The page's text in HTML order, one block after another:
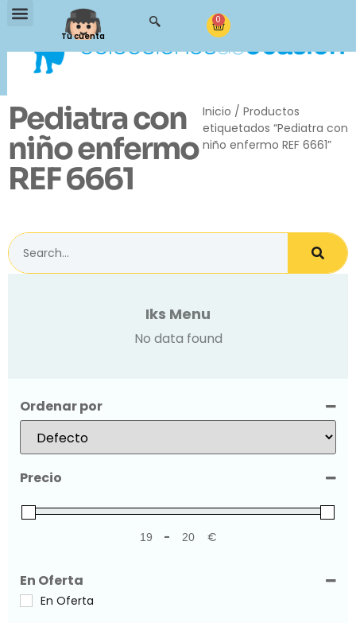
Tu cuenta
0
Pediatra con
niño enfermo
REF 6661
Inicio / Productos
etiquetados “Pediatra con
niño enfermo REF 6661”
Iks Menu
No data found
Ordenar por
Sort Products
Precio
Minimum Price
- Maximum Price
€
En Oferta
En Oferta